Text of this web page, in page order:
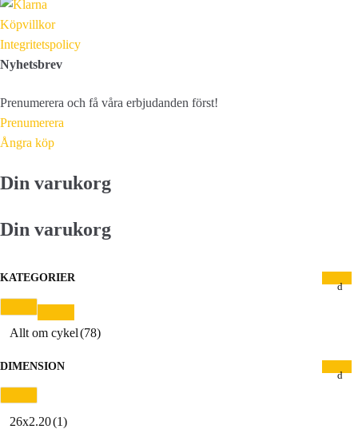
Köpvillkor
Integritetspolicy
Nyhetsbrev
Prenumerera och få våra erbjudanden först!
Prenumerera
Ångra köp
Din varukorg
Din varukorg
KATEGORIER
Allt om cykel(78)
DIMENSION
26x2.20(1)